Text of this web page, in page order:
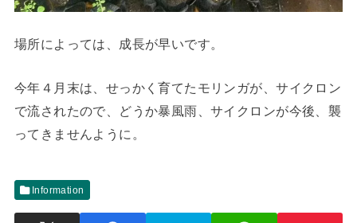
場所によっては、成長が早いです。
今年４月末は、せっかく育てたモリンガが、サイクロン
で流されたので、どうか暴風雨、サイクロンが今後、襲
ってきませんように。
Information